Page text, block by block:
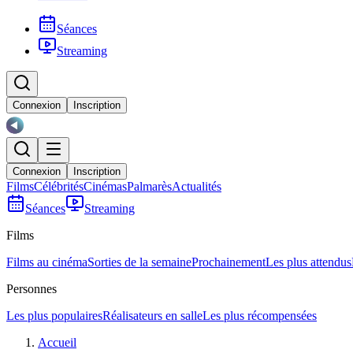
Séances
Streaming
Connexion Inscription
Connexion Inscription
FilmsCélébritésCinémasPalmarèsActualités
Séances
Streaming
Films
Films au cinémaSorties de la semaineProchainementLes plus attendus
Personnes
Les plus populairesRéalisateurs en salleLes plus récompensées
Accueil